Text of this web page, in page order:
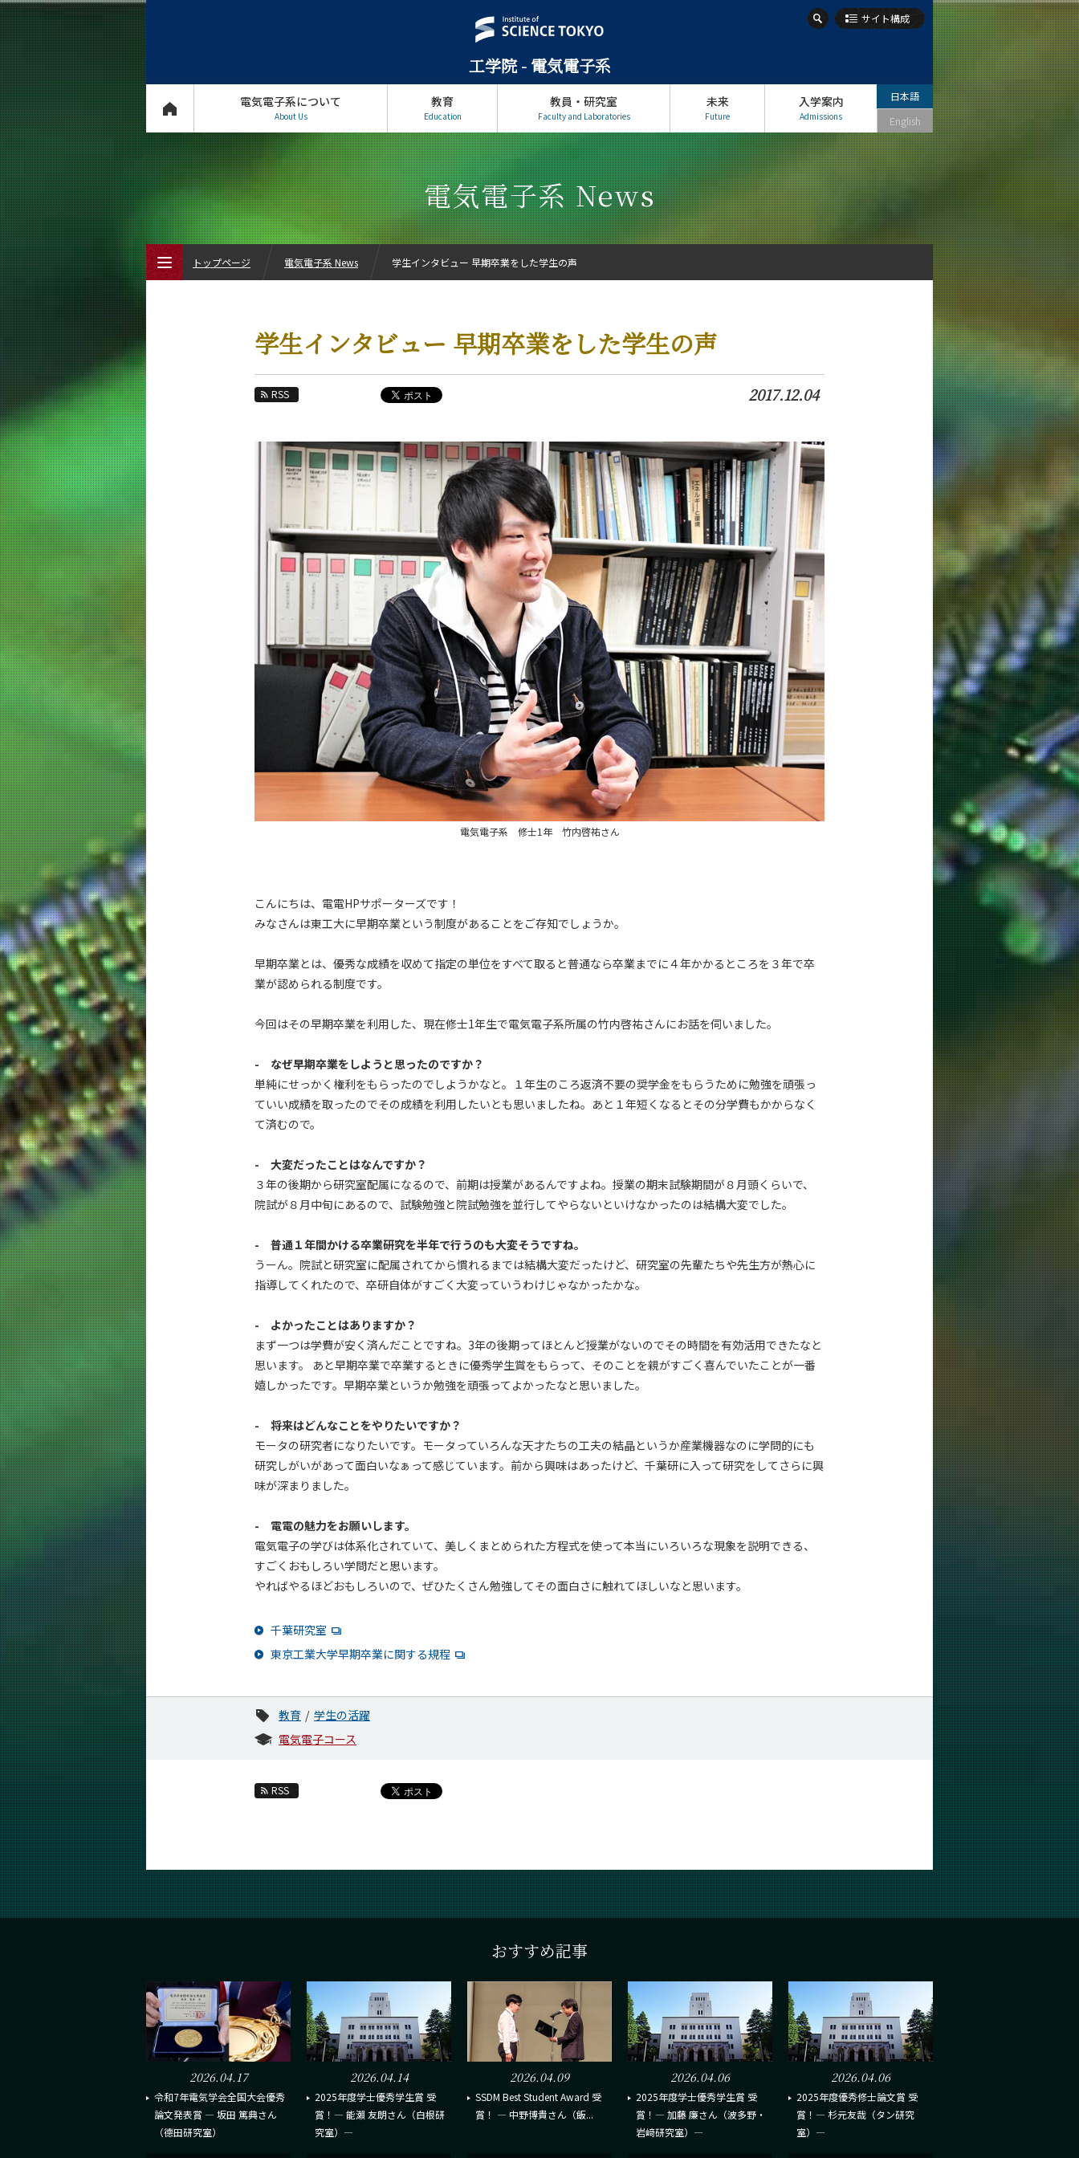
工学院 - 電気電子系
サイト構成
電気電子系について
About Us
教育
Education
教員・研究室
Faculty and Laboratories
未来
Future
入学案内
Admissions
日本語
English
電気電子系 News
学生インタビュー 早期卒業をした学生の声
RSS 2017.12.04
電気電子系 修士1年 竹内啓祐さん
こんにちは、電電HPサポーターズです！
みなさんは東工大に早期卒業という制度があることをご存知でしょうか。
早期卒業とは、優秀な成績を収めて指定の単位をすべて取ると普通なら卒業までに４年かかるところを３年で卒
業が認められる制度です。
今回はその早期卒業を利用した、現在修士1年生で電気電子系所属の竹内啓祐さんにお話を伺いました。
- なぜ早期卒業をしようと思ったのですか？
単純にせっかく権利をもらったのでしようかなと。１年生のころ返済不要の奨学金をもらうために勉強を頑張っ
ていい成績を取ったのでその成績を利用したいとも思いましたね。あと１年短くなるとその分学費もかからなく
て済むので。
- 大変だったことはなんですか？
３年の後期から研究室配属になるので、前期は授業があるんですよね。授業の期末試験期間が８月頭くらいで、
院試が８月中旬にあるので、試験勉強と院試勉強を並行してやらないといけなかったのは結構大変でした。
- 普通１年間かける卒業研究を半年で行うのも大変そうですね。
うーん。院試と研究室に配属されてから慣れるまでは結構大変だったけど、研究室の先輩たちや先生方が熱心に
指導してくれたので、卒研自体がすごく大変っていうわけじゃなかったかな。
- よかったことはありますか？
まず一つは学費が安く済んだことですね。3年の後期ってほとんど授業がないのでその時間を有効活用できたなと
思います。 あと早期卒業で卒業するときに優秀学生賞をもらって、そのことを親がすごく喜んでいたことが一番
嬉しかったです。早期卒業というか勉強を頑張ってよかったなと思いました。
- 将来はどんなことをやりたいですか？
モータの研究者になりたいです。モータっていろんな天才たちの工夫の結晶というか産業機器なのに学問的にも
研究しがいがあって面白いなぁって感じています。前から興味はあったけど、千葉研に入って研究をしてさらに興
味が深まりました。
- 電電の魅力をお願いします。
電気電子の学びは体系化されていて、美しくまとめられた方程式を使って本当にいろいろな現象を説明できる、
すごくおもしろい学問だと思います。
やればやるほどおもしろいので、ぜひたくさん勉強してその面白さに触れてほしいなと思います。
千葉研究室
東京工業大学早期卒業に関する規程
教育
学生の活躍
電気電子コース
RSS
おすすめ記事
2026.04.17
令和7年電気学会全国大会優秀
論文発表賞 ― 坂田 篤典さん
（德田研究室）
2026.04.14
2025年度学士優秀学生賞 受
賞！― 能瀨 友朗さん（白根研
究室）―
2026.04.09
SSDM Best Student Award 受
賞！ ― 中野博貴さん（飯...
2026.04.06
2025年度学士優秀学生賞 受
賞！― 加藤 廉さん（波多野・
岩﨑研究室）―
2026.04.06
2025年度優秀修士論文賞 受
賞！― 杉元友哉（タン研究
室）―
トップページ 電気電子系 News 学生インタビュー 早期卒業をした学生の声
電気電子系について